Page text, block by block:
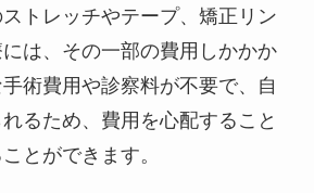
トレッチやテープ、矯正リン
は、その一部の費用しかかか
術費用や診察料が不要で、自
るため、費用を心配すること
とができます。